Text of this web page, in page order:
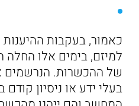
כאמור, בעקבות ההיענות
למיזם, בימים אלו
של ההכשרות. הנרשמים
בעלי ידע או ניסיון